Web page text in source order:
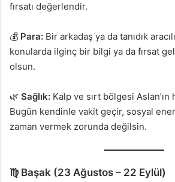
fırsatı değerlendir.
💰 Para: Bir arkadaş ya da tanıdık
konularda ilginç bir bilgi ya da fırsat
olsun.
🌿 Sağlık: Kalp ve sırt bölgesi Aslan’ın
Bugün kendinle vakit geçir, sosyal
zaman vermek zorunda değilsin.
♍ Başak (23 Ağustos – 22 Eylül)